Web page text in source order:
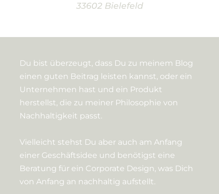
33602 Bielefeld
Du bist überzeugt, dass Du zu meinem Blog
einen guten Beitrag leisten kannst, oder ein
Unternehmen hast und ein Produkt
herstellst, die zu meiner Philosophie von
Nachhaltigkeit passt.
Vielleicht stehst Du aber auch am Anfang
einer Geschäftsidee und benötigst eine
Beratung für ein Corporate Design, was Dich
von Anfang an nachhaltig aufstellt.